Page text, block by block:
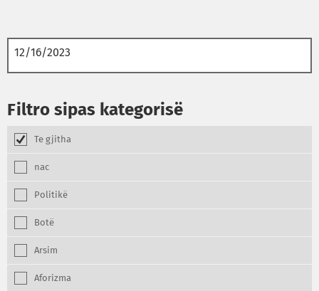
Filtro sipas kategorisë
Te gjitha
nac
Politikë
Botë
Arsim
Aforizma